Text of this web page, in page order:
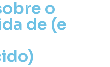
o
de (e